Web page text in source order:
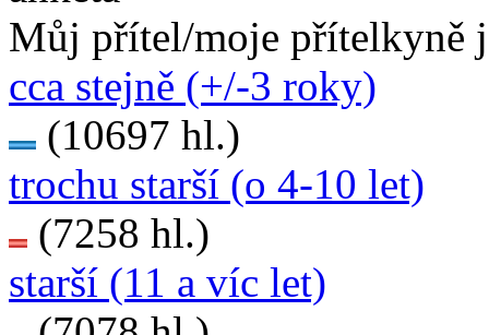
Můj přítel/moje přítelkyně
cca stejně (+/-3 roky)
(10697 hl.)
trochu starší (o 4-10 let)
(7258 hl.)
starší (11 a víc let)